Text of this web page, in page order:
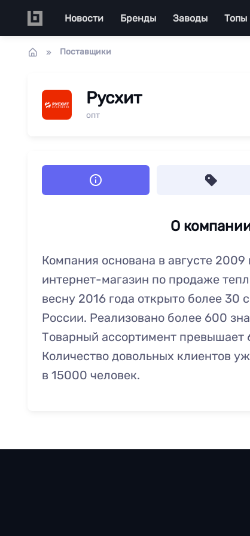
Main navigation
Новости Бренды Заводы Топы
Поставщики
Русхит
опт
О
Компания основана в августе
интернет-магазин по продаже
весну 2016 года открыто более 30
России. Реализовано более 600
Товарный ассортимент
Количество довольных клиентов
в 15000 человек.